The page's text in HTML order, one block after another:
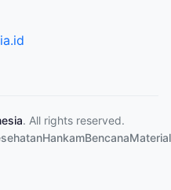
. All rights reserved.
HankamBencanaMaterial